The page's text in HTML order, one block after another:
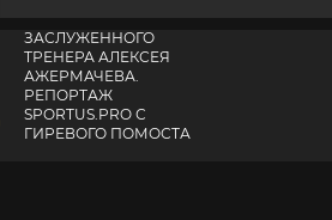
ЗАСЛУЖЕННОГО
ТРЕНЕРА АЛЕКСЕЯ
АЖЕРМАЧЕВА.
РЕПОРТАЖ
SPORTUS.PRO С
ГИРЕВОГО ПОМОСТА